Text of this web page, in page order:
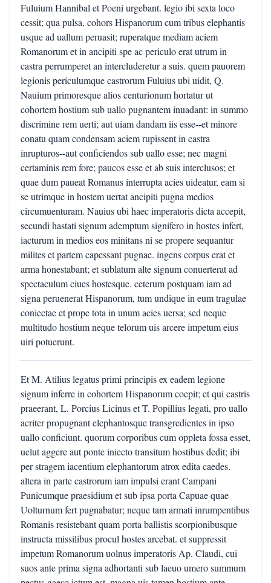
Fuluium Hannibal et Poeni urgebant. legio ibi sexta loco
cessit; qua pulsa, cohors Hispanorum cum tribus elephantis
usque ad uallum peruasit; ruperatque mediam aciem
Romanorum et in ancipiti spe ac periculo erat utrum in
castra perrumperet an intercluderetur a suis. quem pauorem
legionis periculumque castrorum Fuluius ubi uidit, Q.
Nauium primoresque alios centurionum hortatur ut
cohortem hostium sub uallo pugnantem inuadant: in summo
discrimine rem uerti; aut uiam dandam iis esse--et minore
conatu quam condensam aciem rupissent in castra
inrupturos--aut conficiendos sub uallo esse; nec magni
certaminis rem fore; paucos esse et ab suis interclusos; et
quae dum paueat Romanus interrupta acies uideatur, eam si
se utrimque in hostem uertat ancipiti pugna medios
circumuenturam. Nauius ubi haec imperatoris dicta accepit,
secundi hastati signum ademptum signifero in hostes infert,
iacturum in medios eos minitans ni se propere sequantur
milites et partem capessant pugnae. ingens corpus erat et
arma honestabant; et sublatum alte signum conuerterat ad
spectaculum ciues hostesque. ceterum postquam iam ad
signa peruenerat Hispanorum, tum undique in eum tragulae
coniectae et prope tota in unum acies uersa; sed neque
multitudo hostium neque telorum uis arcere impetum eius
uiri potuerunt.
Et M. Atilius legatus primi principis ex eadem legione
signum inferre in cohortem Hispanorum coepit; et qui castris
praeerant, L. Porcius Licinus et T. Popillius legati, pro uallo
acriter propugnant elephantosque transgredientes in ipso
uallo conficiunt. quorum corporibus cum oppleta fossa esset,
uelut aggere aut ponte iniecto transitum hostibus dedit; ibi
per stragem iacentium elephantorum atrox edita caedes.
altera in parte castrorum iam impulsi erant Campani
Punicumque praesidium et sub ipsa porta Capuae quae
Uolturnum fert pugnabatur; neque tam armati inrumpentibus
Romanis resistebant quam porta ballistis scorpionibusque
instructa missilibus procul hostes arcebat. et suppressit
impetum Romanorum uolnus imperatoris Ap. Claudi, cui
suos ante prima signa adhortanti sub laeuo umero summum